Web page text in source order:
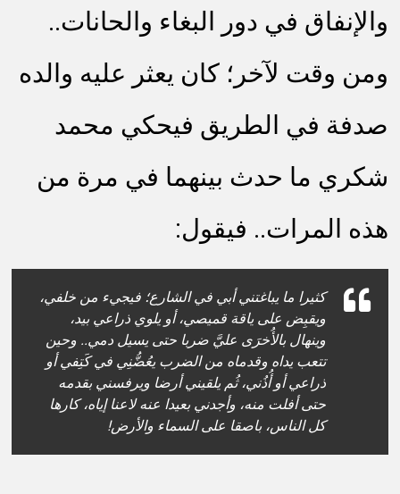
والإنفاق في دور البغاء والحانات..
ومن وقت لآخر؛ كان يعثر عليه والده
صدفة في الطريق فيحكي محمد
شكري ما حدث بينهما في مرة من
هذه المرات.. فيقول:
كثيرا ما يباغتني أبي في الشارع؛ فيجيء من خلفي،
ويقبِض على ياقة قميصي، أو يلوي ذراعي بيد،
وينهال بالأُخرَى عليَّ ضربا حتى يسيل دمي.. وحين
تتعب يداه وقدماه من الضرب يعُضُّنِي في كَتِفي أو
ذراعي أو أُذُني، ثُم يلقيني أرضا ويرفسني بقدمه
حتى أفلت منه، وأجدني بعيدا عنه لاعنا إياه، كارها
كل الناس، باصقا على السماء والأرض!